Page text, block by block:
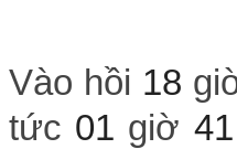
Vào hồi 18
tức 01 giờ 41